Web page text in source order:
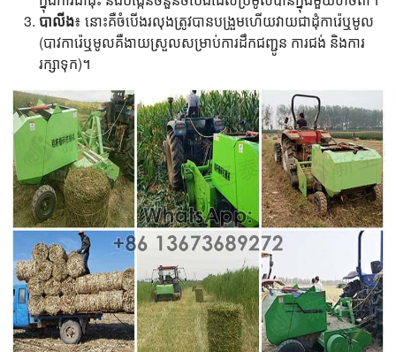
បាលីង៖ នោះ​គឺ​ចំបើង​រលុង​ត្រូវ​បាន​បង្រួម​ហើយ​វាយ​ជា​ដុំ​ការ៉េ​ឬ​មូល
(បាវ​ការ៉េ​ឬ​មូល​គឺ​ងាយស្រួល​សម្រាប់​ការ​ដឹកជញ្ជូន ការ​ជង់ និង​ការ​
រក្សា​ទុក)។